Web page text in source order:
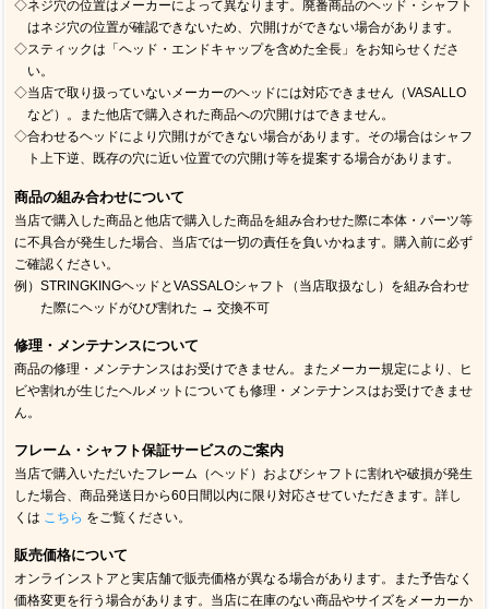
◇ネジ穴の位置はメーカーによって異なります。廃番商品のヘッド・シャフト
はネジ穴の位置が確認できないため、穴開けができない場合があります。
◇スティックは「ヘッド・エンドキャップを含めた全長」をお知らせくださ
い。
◇当店で取り扱っていないメーカーのヘッドには対応できません（VASALLO
など）。また他店で購入された商品への穴開けはできません。
◇合わせるヘッドにより穴開けができない場合があります。その場合はシャフ
ト上下逆、既存の穴に近い位置での穴開け等を提案する場合があります。
商品の組み合わせについて
当店で購入した商品と他店で購入した商品を組み合わせた際に本体・パーツ等
に不具合が発生した場合、当店では一切の責任を負いかねます。購入前に必ず
ご確認ください。
例）STRINGKINGヘッドとVASSALOシャフト（当店取扱なし）を組み合わせ
た際にヘッドがひび割れた → 交換不可
修理・メンテナンスについて
商品の修理・メンテナンスはお受けできません。またメーカー規定により、ヒ
ビや割れが生じたヘルメットについても修理・メンテナンスはお受けできませ
ん。
フレーム・シャフト保証サービスのご案内
当店で購入いただいたフレーム（ヘッド）およびシャフトに割れや破損が発生
した場合、商品発送日から60日間以内に限り対応させていただきます。詳し
くは こちら をご覧ください。
販売価格について
オンラインストアと実店舗で販売価格が異なる場合があります。また予告なく
価格変更を行う場合があります。当店に在庫のない商品やサイズをメーカーか